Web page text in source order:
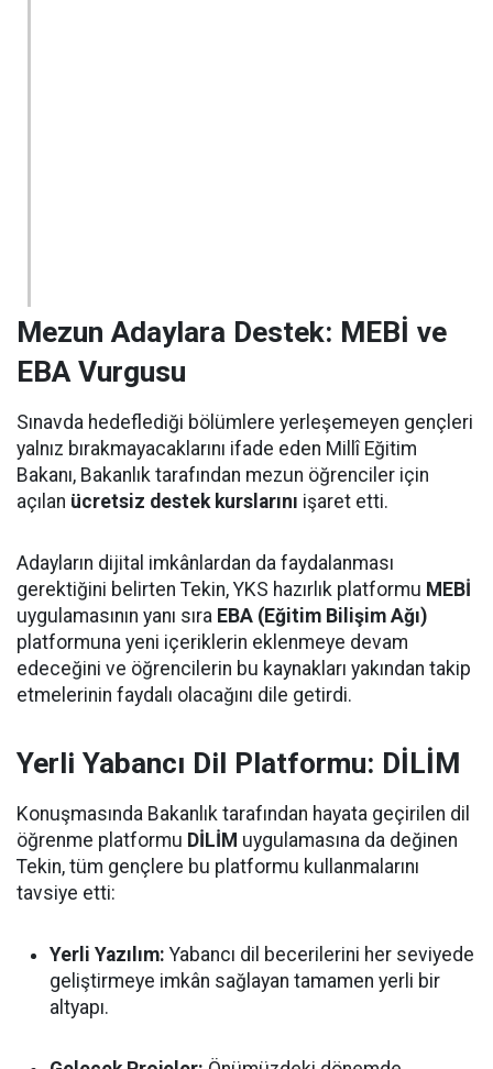
Mezun Adaylara Destek: MEBİ ve
EBA Vurgusu
Sınavda hedeflediği bölümlere yerleşemeyen gençleri
yalnız bırakmayacaklarını ifade eden Millî Eğitim
Bakanı, Bakanlık tarafından mezun öğrenciler için
açılan ücretsiz destek kurslarını işaret etti.
Adayların dijital imkânlardan da faydalanması
gerektiğini belirten Tekin, YKS hazırlık platformu MEBİ
uygulamasının yanı sıra EBA (Eğitim Bilişim Ağı)
platformuna yeni içeriklerin eklenmeye devam
edeceğini ve öğrencilerin bu kaynakları yakından takip
etmelerinin faydalı olacağını dile getirdi.
Yerli Yabancı Dil Platformu: DİLİM
Konuşmasında Bakanlık tarafından hayata geçirilen dil
öğrenme platformu DİLİM uygulamasına da değinen
Tekin, tüm gençlere bu platformu kullanmalarını
tavsiye etti:
Yerli Yazılım: Yabancı dil becerilerini her seviyede
geliştirmeye imkân sağlayan tamamen yerli bir
altyapı.